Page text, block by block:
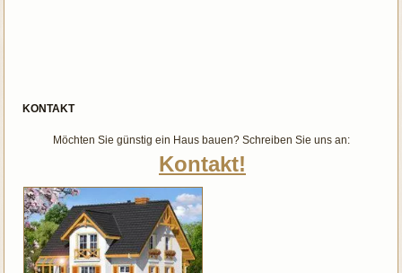
KONTAKT
Möchten Sie günstig ein Haus bauen? Schreiben Sie uns an:
Kontakt!